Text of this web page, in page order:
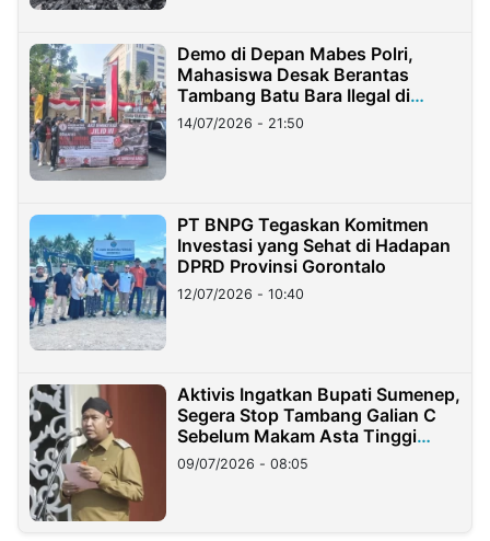
Demo di Depan Mabes Polri,
Mahasiswa Desak Berantas
Tambang Batu Bara Ilegal di
Lampung
14/07/2026 - 21:50
PT BNPG Tegaskan Komitmen
Investasi yang Sehat di Hadapan
DPRD Provinsi Gorontalo
12/07/2026 - 10:40
Aktivis Ingatkan Bupati Sumenep,
Segera Stop Tambang Galian C
Sebelum Makam Asta Tinggi
Longsor
09/07/2026 - 08:05